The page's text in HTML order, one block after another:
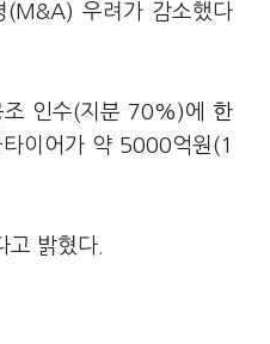
(M&A) 우려가 감소했다
조 인수(지분 70%)에한
이어가 약 5000억원(1
고 밝혔다.